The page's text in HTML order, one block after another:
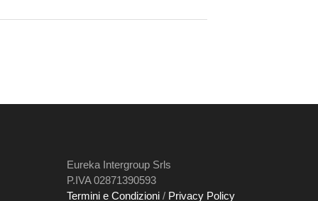
Eureka Intergroup Srls
P.IVA 02871390593
Termini e Condizioni / Privacy Policy